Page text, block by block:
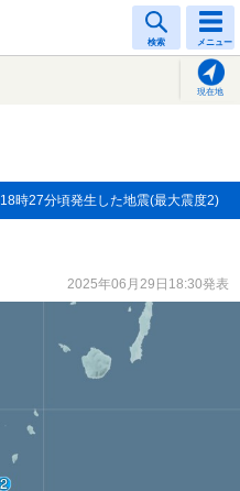
検索 メニュー
現在地
18時27分頃発生した地震(最大震度2)
2025年06月29日18:30発表